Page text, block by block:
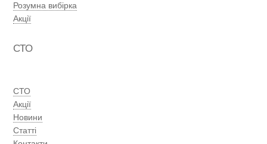
Розумна вибірка
Акції
СТО
СТО
Акції
Новини
Статті